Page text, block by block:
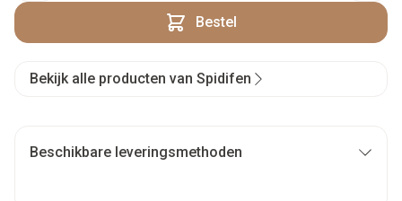
Bestel
Bekijk alle producten van Spidifen
Beschikbare leveringsmethoden